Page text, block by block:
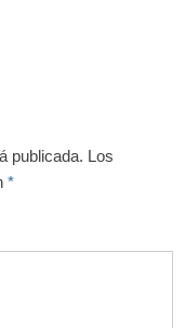
publicada. Los
*